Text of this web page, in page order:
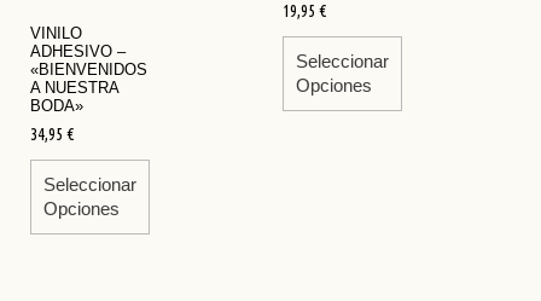
VINILO
ADHESIVO –
«BIENVENIDOS
A NUESTRA
BODA»
34,95 €
Seleccionar
Opciones
19,95 €
Seleccionar
Opciones